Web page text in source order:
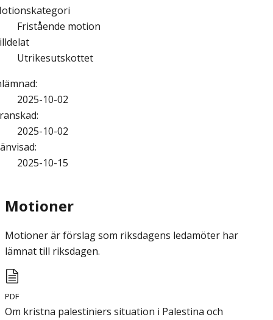
Fristående motion
Utrikesutskottet
:
2025-10-02
:
2025-10-02
:
2025-10-15
Motioner
Motioner är förslag som riksdagens ledamöter har
lämnat till riksdagen.
PDF
Om kristna palestiniers situation i Palestina och